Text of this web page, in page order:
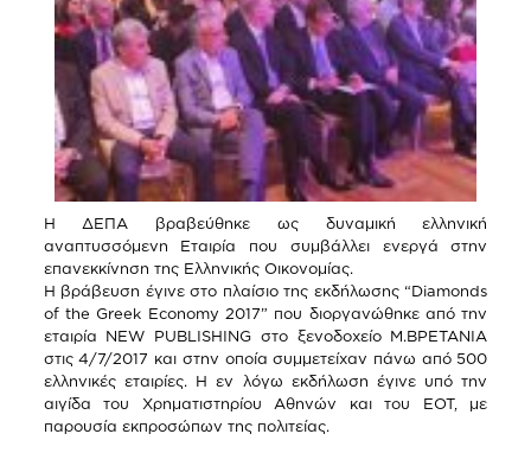
Η ΔΕΠΑ βραβεύθηκε ως δυναμική ελληνική
αναπτυσσόμενη Εταιρία που συμβάλλει ενεργά στην
επανεκκίνηση της Ελληνικής Οικονομίας.
Η βράβευση έγινε στο πλαίσιο της εκδήλωσης “Diamonds
of the Greek Economy 2017” που διοργανώθηκε από την
εταιρία ΝΕW PUBLISHING στο ξενοδοχείο Μ.ΒΡΕΤΑΝΙΑ
στις 4/7/2017 και στην οποία συμμετείχαν πάνω από 500
ελληνικές εταιρίες. Η εν λόγω εκδήλωση έγινε υπό την
αιγίδα του Χρηματιστηρίου Αθηνών και του ΕΟΤ, με
παρουσία εκπροσώπων της πολιτείας.